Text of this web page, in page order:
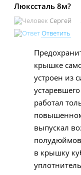
Люкссталь 8м?
Сергей
Ответить
крышке
устроен из
работал
выпускал
в крышку